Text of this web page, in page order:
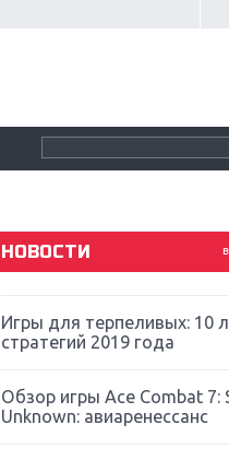
НОВОСТИ
Souls
Far Cry 5: хвалить нельзя
Игры для терпеливых: 10
стратегий 2019 года
Обзор игры Ace Combat 7:
Unknown: авиаренессанс